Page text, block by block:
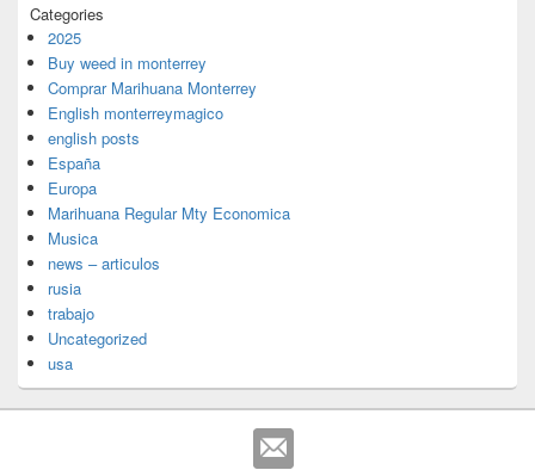
Categories
2025
Buy weed in monterrey
Comprar Marihuana Monterrey
English monterreymagico
english posts
España
Europa
Marihuana Regular Mty Economica
Musica
news – articulos
rusia
trabajo
Uncategorized
usa